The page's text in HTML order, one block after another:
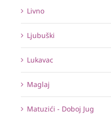
Livno
Ljubuški
Lukavac
Maglaj
Matuzići - Doboj Jug